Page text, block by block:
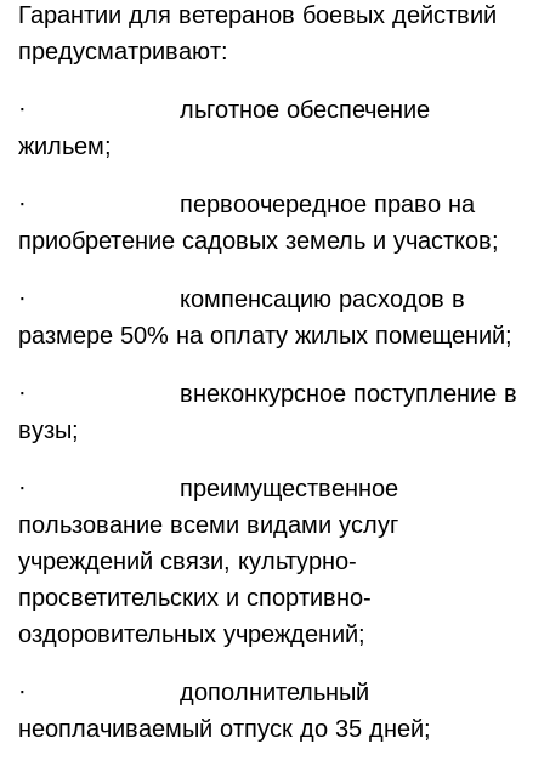
Гарантии для ветеранов боевых действий
предусматривают:
· льготное обеспечение
жильем;
· первоочередное право на
приобретение садовых земель и участков;
· компенсацию расходов в
размере 50% на оплату жилых помещений;
· внеконкурсное поступление в
вузы;
· преимущественное
пользование всеми видами услуг
учреждений связи, культурно-
просветительских и спортивно-
оздоровительных учреждений;
· дополнительный
неоплачиваемый отпуск до 35 дней;